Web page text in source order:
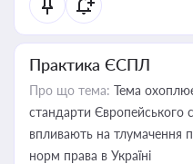
Практика ЄСПЛ
Про що тема: Тема
стандарти Європейського
впливають на тлумачення
норм права в Україні